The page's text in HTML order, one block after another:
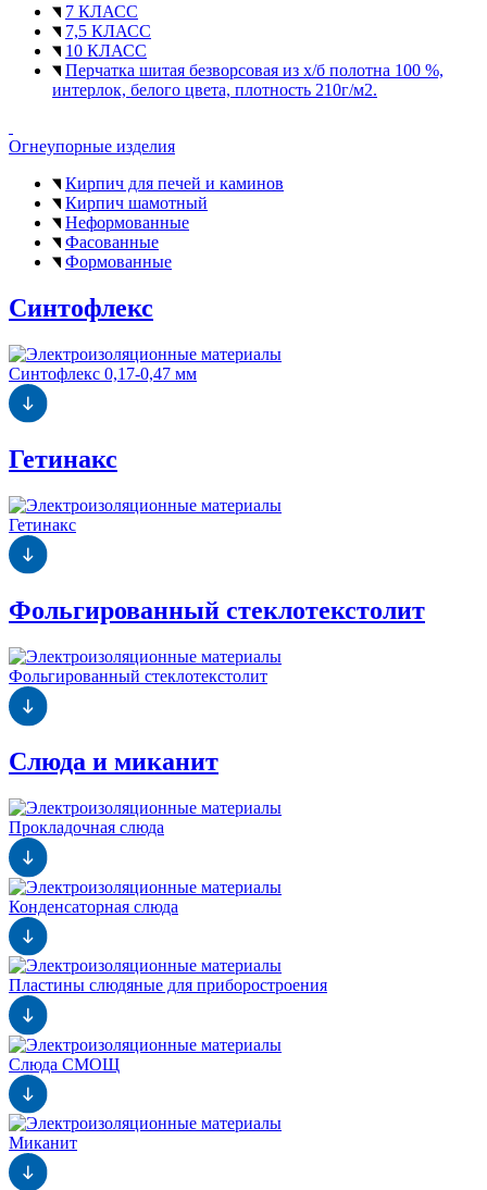
7 КЛАСС
7,5 КЛАСС
10 КЛАСС
Перчатка шитая безворсовая из х/б полотна 100 %,
интерлок, белого цвета, плотность 210г/м2.
Огнеупорные изделия
Кирпич для печей и каминов
Кирпич шамотный
Неформованные
Фасованные
Формованные
Синтофлекс
Синтофлекс 0,17-0,47 мм
Гетинакс
Гетинакс
Фольгированный стеклотекстолит
Фольгированный стеклотекстолит
Слюда и миканит
Прокладочная слюда
Конденсаторная слюда
Пластины слюдяные для приборостроения
Слюда СМОЩ
Миканит